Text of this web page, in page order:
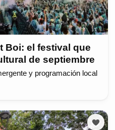
Boi: el festival que
de septiembre
y programación local